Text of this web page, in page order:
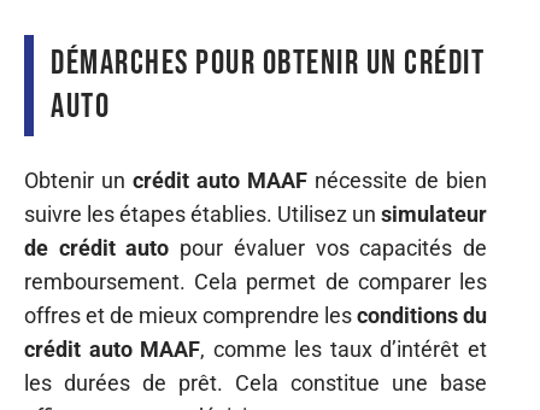
Démarches pour obtenir un crédit
auto
Obtenir un crédit auto MAAF nécessite de bien
suivre les étapes établies. Utilisez un simulateur
de crédit auto pour évaluer vos capacités de
remboursement. Cela permet de comparer les
offres et de mieux comprendre lesconditions du
crédit auto MAAF, comme les taux d’intérêt et
les durées de prêt. Cela constitue une base